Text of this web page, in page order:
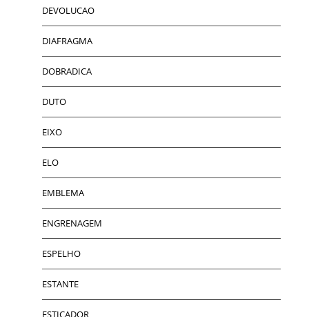
DEVOLUCAO
DIAFRAGMA
DOBRADICA
DUTO
EIXO
ELO
EMBLEMA
ENGRENAGEM
ESPELHO
ESTANTE
ESTICADOR